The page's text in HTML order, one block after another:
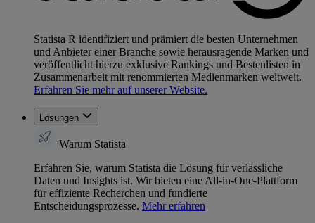
Statista R identifiziert und prämiert die besten Unternehmen
und Anbieter einer Branche sowie herausragende Marken und
veröffentlicht hierzu exklusive Rankings und Bestenlisten in
Zusammenarbeit mit renommierten Medienmarken weltweit.
Erfahren Sie mehr auf unserer Website.
Lösungen
Warum Statista
Erfahren Sie, warum Statista die Lösung für verlässliche
Daten und Insights ist. Wir bieten eine All-in-One-Plattform
für effiziente Recherchen und fundierte
Entscheidungsprozesse. Mehr erfahren